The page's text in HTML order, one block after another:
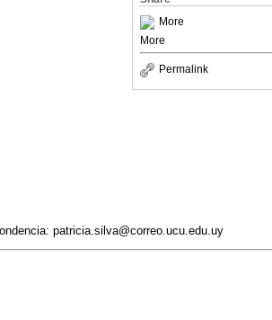
More
More
Permalink
patricia.silva@correo.ucu.edu.uy